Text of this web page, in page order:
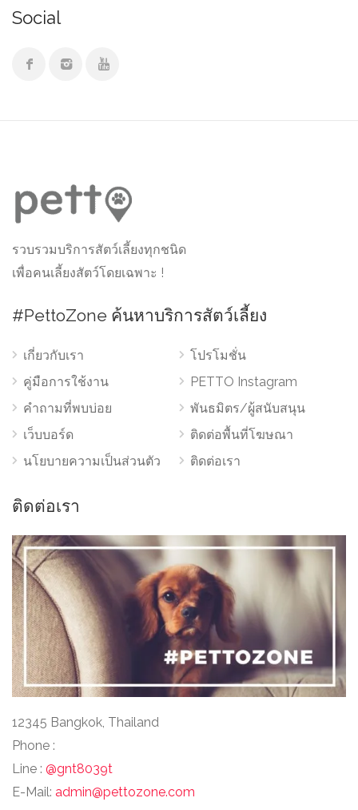
Social
รวบรวมบริการสัตว์เลี้ยงทุกชนิด
เพื่อคนเลี้ยงสัตว์โดยเฉพาะ !
#PettoZone ค้นหาบริการสัตว์เลี้ยง
เกี่ยวกับเรา
คู่มือการใช้งาน
คำถามที่พบบ่อย
เว็บบอร์ด
นโยบายความเป็นส่วนตัว
โปรโมชั่น
PETTO Instagram
พันธมิตร/ผู้สนับสนุน
ติดต่อพื้นที่โฆษณา
ติดต่อเรา
ติดต่อเรา
12345 Bangkok, Thailand
Phone :
Line : @gnt8039t
E-Mail: admin@pettozone.com